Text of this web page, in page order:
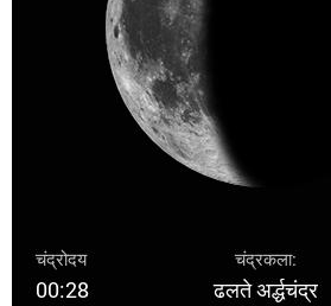
चंद्रोदय
00:28
चंद्रकला:
ढलते अर्द्धचंद्र